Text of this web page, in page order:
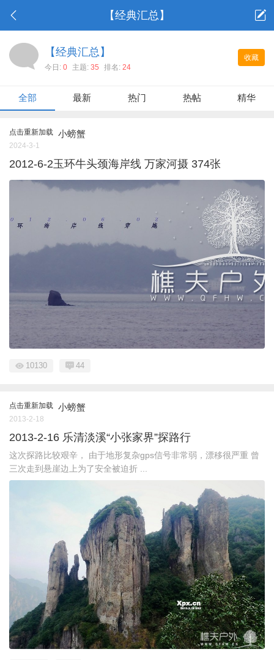
【经典汇总】
收藏
【经典汇总】
今日: 0 主题: 35 排名: 24
全部 最新 热门 热帖 精华
点击重新加载 小螃蟹
2024-3-1
2012-6-2玉环牛头颈海岸线 万家河摄 374张
10130 44
点击重新加载 小螃蟹
2013-2-18
2013-2-16 乐清淡溪“小张家界”探路行
这次探路比较艰辛， 由于地形复杂gps信号非常弱，漂移很严重 曾
三次走到悬崖边上为了安全被迫折 ...